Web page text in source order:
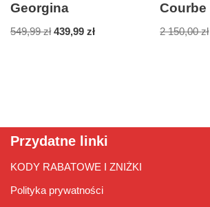
Georgina
549,99zł 439,99 zł
Courbe
2 150,00zł
Przydatne linki
KODY RABATOWE I ZNIŻKI
Polityka prywatności